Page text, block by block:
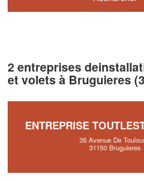
2 entreprises
et volets à Bruguieres
ENTREPRISE
35 Avenue De
31150 Bruguieres